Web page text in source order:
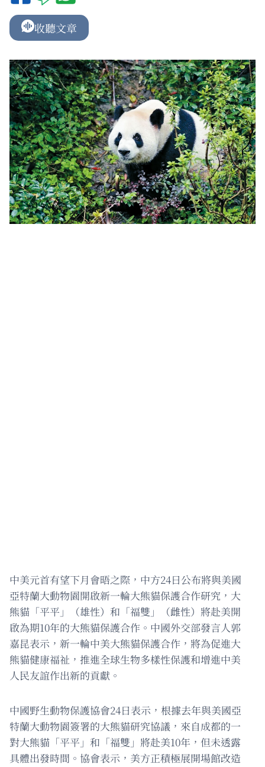
收聽文章
中美元首有望下月會晤之際，中方24日公布將與美國
亞特蘭大動物園開啟新一輪大熊貓保護合作研究，大
熊貓「平平」（雄性）和「福雙」（雌性）將赴美開
啟為期10年的大熊貓保護合作。中國外交部發言人郭
嘉昆表示，新一輪中美大熊貓保護合作，將為促進大
熊貓健康福祉，推進全球生物多樣性保護和增進中美
人民友誼作出新的貢獻。
中國野生動物保護協會24日表示，根據去年與美國亞
特蘭大動物園簽署的大熊貓研究協議，來自成都的一
對大熊貓「平平」和「福雙」將赴美10年，但未透露
具體出發時間。協會表示，美方正積極展開場館改造